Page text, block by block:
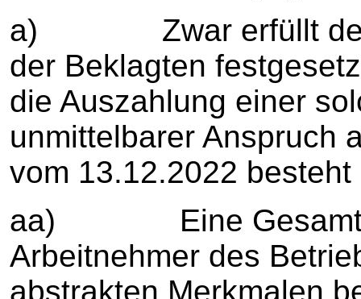
a) Zwar erfüllt der
der Beklagten
die Auszahlung einer
unmittelbarer Anspruch
vom 13.12.2022
aa) Eine
Arbeitnehmer des
abstrakten Merkmalen